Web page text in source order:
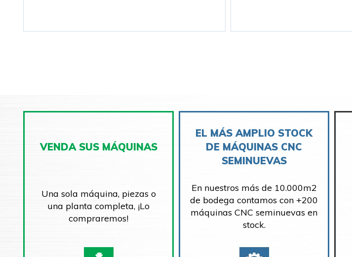
VENDA SUS MÁQUINAS
Una sola máquina, piezas o
una planta completa, ¡Lo
compraremos!
EL MÁS AMPLIO STOCK
DE MÁQUINAS CNC
SEMINUEVAS
En nuestros más de 10.000m2
de bodega contamos con +200
máquinas CNC seminuevas en
stock.